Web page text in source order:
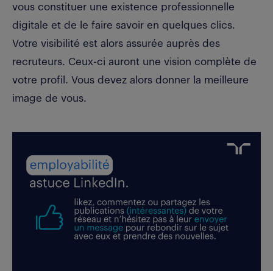
vous constituer une existence professionnelle
digitale et de le faire savoir en quelques clics.
Votre visibilité est alors assurée auprès des
recruteurs. Ceux-ci auront une vision complète de
votre profil. Vous devez alors donner la meilleure
image de vous.